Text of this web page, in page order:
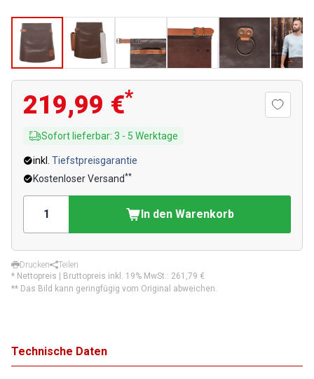
219,99 €*
Sofort lieferbar: 3 - 5 Werktage
inkl. Tiefstpreisgarantie
Kostenloser Versand**
In den Warenkorb
Drucken
Teilen
* Nettopreis | Bruttopreis inkl. 19% MwSt.: 261,79 €
** Das Bild kann geringfügig vom Original abweichen.
Technische Daten